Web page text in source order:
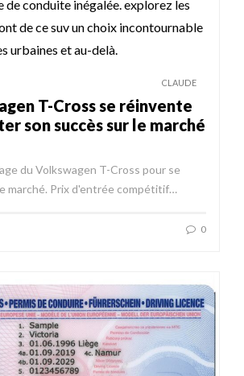
CLAUDE
T-Cross se réinvente
son succès sur le marché
du Volkswagen T-Cross pour se
marché. Prix d'entrée compétitif…
0